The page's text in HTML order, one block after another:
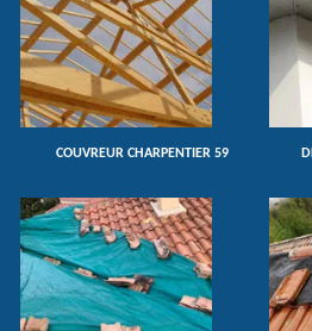
COUVREUR CHARPENTIER 59